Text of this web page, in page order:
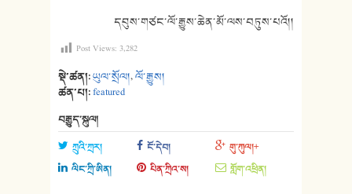
དབུས་གཙང་ལོ་རྒྱུས་ཆེན་མོ་ལས་བཏུས་པའོ།།
Post Views: 3,282
སྡེ་ཚན།:ཡུལ་སྲོལ།,ལོ་རྒྱུས།
ཚན་པ།:featured
བརྒྱུད་སྐུལ།
ཀྲུའི་ཀྲར། ངོ་དེབ།
གུ་ཀུལ།+
ལིང་ཀྲི་ཨིན།
པིན་ཀྲིའ་ས། གློག་འཕྲིན།